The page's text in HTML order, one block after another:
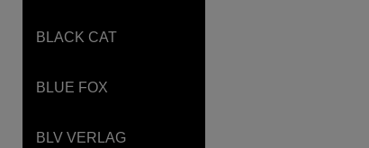
BLACK CAT
BLUE FOX
BLV VERLAG